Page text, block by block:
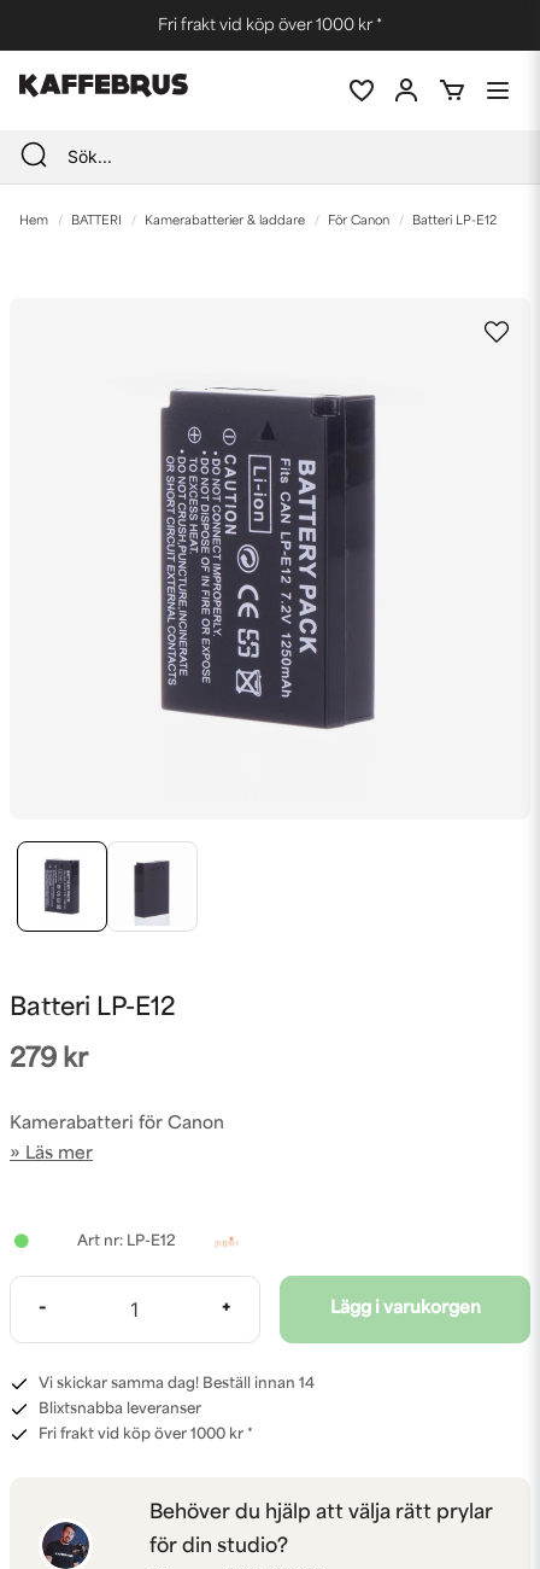
Fri frakt vid köp över 1000 kr *
Hem BATTERI Kamerabatterier & laddare För Canon Batteri LP-E12
Batteri LP-E12
279 kr
Kamerabatteri för Canon
Läs mer
LP-E12
- + Lägg i varukorgen
Vi skickar samma dag! Beställ innan 14
Blixtsnabba leveranser
Fri frakt vid köp över 1000 kr *
Behöver du hjälp att välja rätt prylar
för din studio?